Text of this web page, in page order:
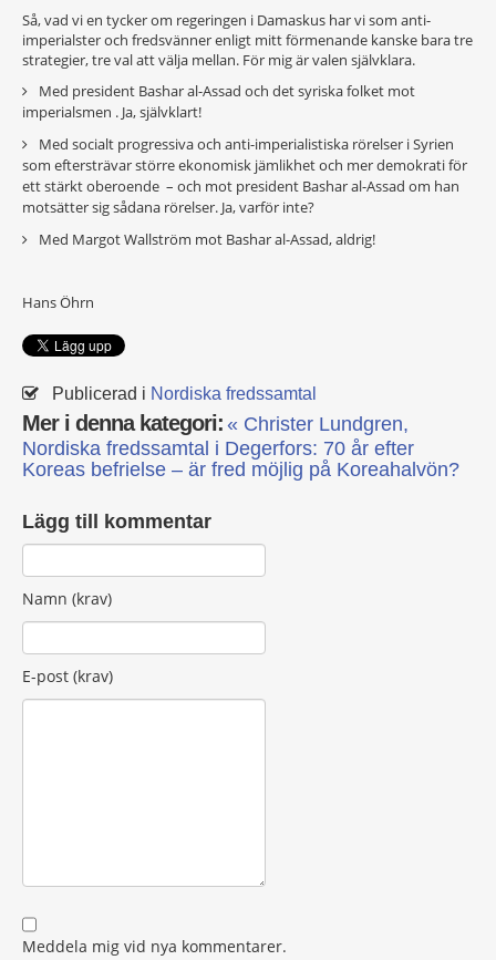
Så, vad vi en tycker om regeringen i Damaskus har vi som anti-
imperialster och fredsvänner enligt mitt förmenande kanske bara tre
strategier, tre val att välja mellan. För mig är valen självklara.
Med president Bashar al-Assad och det syriska folket mot
imperialsmen . Ja, självklart!
Med socialt progressiva och anti-imperialistiska rörelser i Syrien
som eftersträvar större ekonomisk jämlikhet och mer demokrati för
ett stärkt oberoende – och mot president Bashar al-Assad om han
motsätter sig sådana rörelser. Ja, varför inte?
Med Margot Wallström mot Bashar al-Assad, aldrig!
Hans Öhrn
Publicerad i Nordiska fredssamtal
Mer i denna kategori: « Christer Lundgren,
Nordiska fredssamtal i Degerfors: 70 år efter
Koreas befrielse – är fred möjlig på Koreahalvön?
Lägg till kommentar
Namn (krav)
E-post (krav)
Meddela mig vid nya kommentarer.